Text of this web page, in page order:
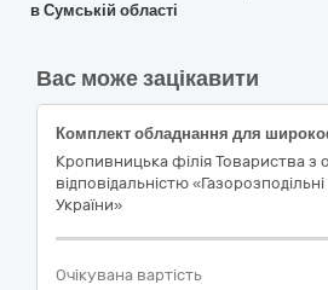
в Сумській області
Вас може зацікавити
Кропивницька філія Товариства з
відповідальністю
України»
Очікувана вартість